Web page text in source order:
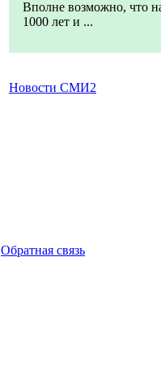
Вполне возможно, что
1000 лет и ...
Новости СМИ2
Обратная связь